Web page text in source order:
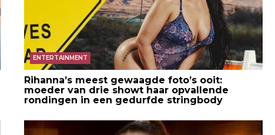
ENTERTAINMENT
Rihanna’s meest gewaagde foto’s ooit:
moeder van drie showt haar opvallende
rondingen in een gedurfde stringbody